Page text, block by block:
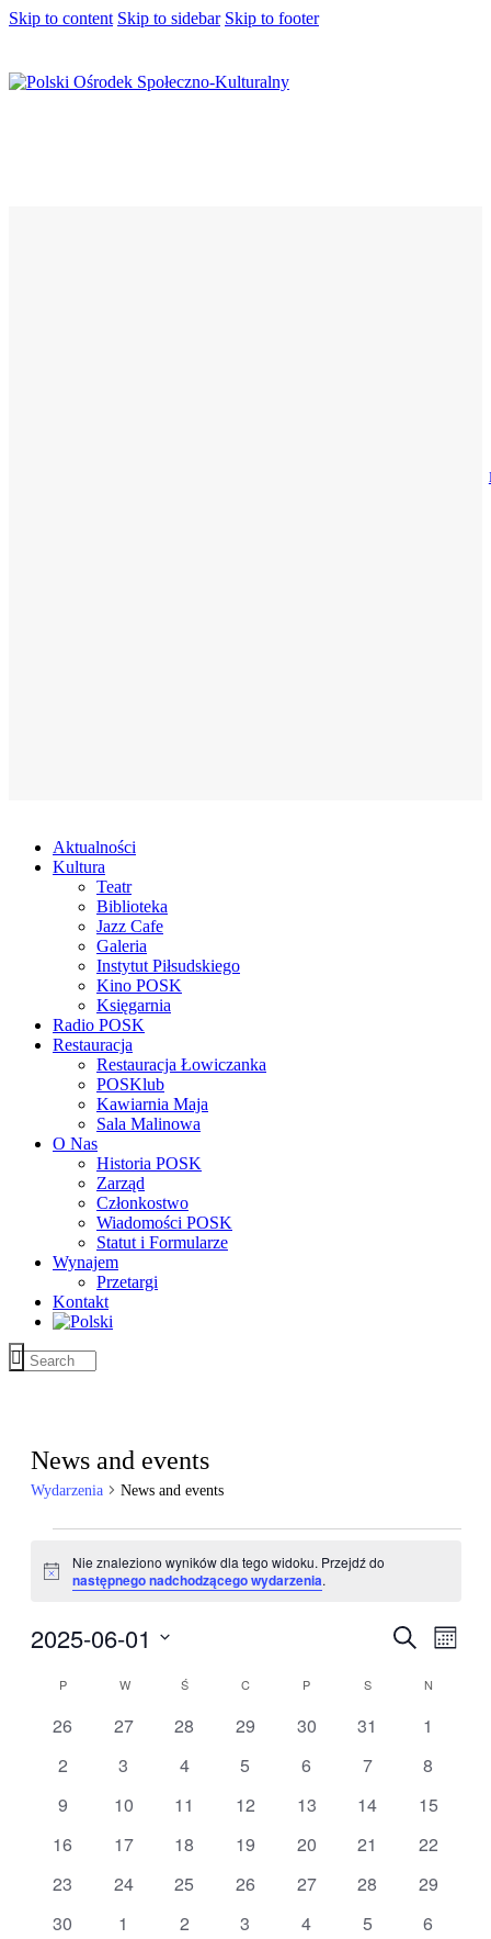
Skip to content Skip to sidebar Skip to footer
Aktualności
Kultura
Teatr
Biblioteka
Jazz Cafe
Galeria
Instytut Piłsudskiego
Kino POSK
Księgarnia
Radio POSK
Restauracja
Restauracja Łowiczanka
POSKlub
Kawiarnia Maja
Sala Malinowa
O Nas
Historia POSK
Zarząd
Członkostwo
Wiadomości POSK
Statut i Formularze
Wynajem
Przetargi
Kontakt
News and events
Wydarzenia News and events
Powiadomienie
Nie znaleziono wyników dla tego widoku. Przejdź do
następnego nadchodzącego wydarzenia.
Szukaj
Miesiąc
2025-06-01
datę.
Kalendarz
Wydarzenia
PPONIEDZIAŁEK
WWTOREKŚŚRODA C CZWARTEK
P SSOBOTA N
0
26
0
27
0
28
0
29
0
30
0
31
0
1
0
2
0
3
0
4
0
5
0
6
0
7
0
8
0
9
0
10
0
11
0
12
0
13
0
14
0
15
0
16
0
17
0
18
0
19
0
20
0
21
0
22
0
23
0
24
0
25
0
26
0
27
0
28
0
29
0
30
0
1
0
2
0
3
0
4
0
5
0
6